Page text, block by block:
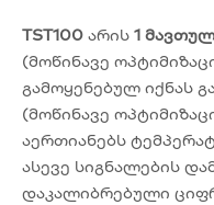
TST100 არის 1
(მოწინავე
გამოყენებულ იქნას
(მოწინავე
აერთიანებს
ასევე სიგნალების
დაკალიბრებული